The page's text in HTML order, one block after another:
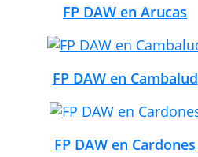
FP DAW en Arucas
FP DAW en Cambalud
FP DAW en Cardones